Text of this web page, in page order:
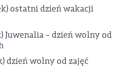
ostatni dzień wakacji
Juwenalia – dzień wolny od
dzień wolny od zajęć